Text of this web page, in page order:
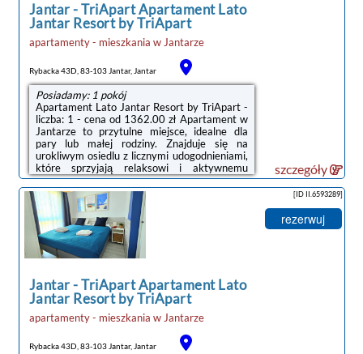
Jantar-TriApart Apartament Lato
Jantar Resort by TriApart
apartamenty - mieszkania w Jantarze
Rybacka 43D, 83-103 Jantar, Jantar
Posiadamy: 1 pokój
Apartament Lato Jantar Resort by TriApart -
liczba: 1 - cena od 1362.00 zł Apartament w
Jantarze to przytulne miejsce, idealne dla
pary lub małej rodziny. Znajduje się na
urokliwym osiedlu z licznymi udogodnieniami,
które sprzyjają relaksowi i aktywnemu
spędzaniu czasu na świeżym powietrzu. Po
wejściu do apartamentu znajdujemy się w
przytulnym salonie z otwartą kuchnią. Jasne
ściany i duże okna sprawiają, że przestrzeń
jest jasna i przyjemna. W salonie znajduje się
wygodna sofa, idealna do odpoczynku po dniu
pełnym wrażeń, oraz stół z krzesłami, gdzie
szczegóły
Jantar-TriApart Apartament Lato
Jantar Resort by TriApart
apartamenty - mieszkania w Jantarze
Rybacka 43D, 83-103 Jantar, Jantar
[ID II.6593289]
rezerwuj